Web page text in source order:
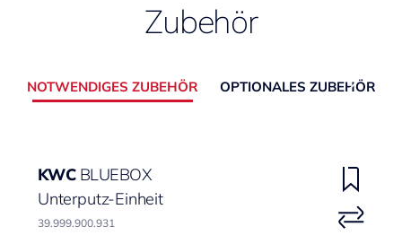
Zubehör
NOTWENDIGES ZUBEHÖR OPTIONALES ZUBEHÖR
KWC BLUEBOX
Unterputz-Einheit
39.999.900.931